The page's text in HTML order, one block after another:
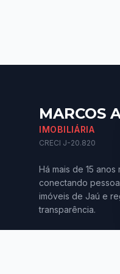
MARCOS
IMOBILIÁRIA
CRECI J-20.820
Há mais de 15 anos
conectando
imóveis de Jaú e
transparência.